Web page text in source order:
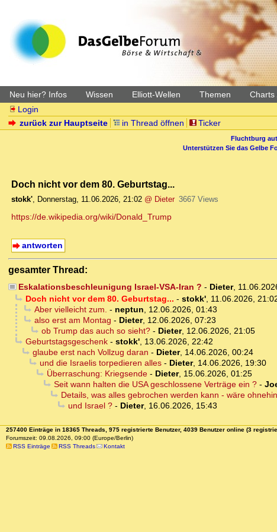
Neu hier? Infos Wissen Elliott-Wellen Themen Charts
Login
zurück zur Hauptseite
in Thread öffnen Ticker
Fluchtburg
Unterstützen Sie das Gelbe
Doch nicht vor dem 80. Geburtstag...
stokk', Donnerstag, 11.06.2026, 21:02 @ Dieter 3667 Views
https://de.wikipedia.org/wiki/Donald_Trump
antworten
gesamter Thread:
Eskalationsbeschleunigung Israel-VSA-Iran ? - Dieter,
Doch nicht vor dem 80. Geburtstag... - stokk', 11.06.2026,
Aber vielleicht zum. - neptun, 12.06.2026, 01:43
also erst am Montag - Dieter, 12.06.2026, 07:23
ob Trump das auch so sieht?- Dieter, 12.06.2026, 21:05
Geburtstagsgeschenk- stokk', 13.06.2026, 22:42
glaube erst nach Vollzug daran - Dieter, 14.06.2026, 00:24
und die Israelis torpedieren alles- Dieter, 14.06.2026, 19:30
Überraschung: Kriegsende- Dieter, 15.06.2026, 01:25
Seit wann halten die USA geschlossene Verträge ein ?-
Details, was alles gebrochen werden kann - wäre
und Israel ?- Dieter, 16.06.2026, 15:43
257400 Einträge in 18365 Threads, 975 registrierte Benutzer, 4039 Benutzer online (3
Forumszeit: 09.08.2026, 09:00 (Europe/Berlin)
RSS Einträge
RSS Threads Kontakt